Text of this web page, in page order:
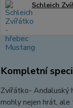
Schleich
Kompletní
Zvířátko- Andaluský
mohly nejen hrát,